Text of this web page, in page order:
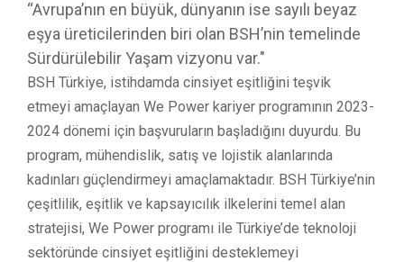
“Avrupa’nın en büyük, dünyanın ise sayılı beyaz
eşya üreticilerinden biri olan BSH’nin temelinde
Sürdürülebilir Yaşam vizyonu var."
BSH Türkiye, istihdamda cinsiyet eşitliğini teşvik
etmeyi amaçlayan We Power kariyer programının 2023-
2024 dönemi için başvuruların başladığını duyurdu. Bu
program, mühendislik, satış ve lojistik alanlarında
kadınları güçlendirmeyi amaçlamaktadır. BSH Türkiye’nin
çeşitlilik, eşitlik ve kapsayıcılık ilkelerini temel alan
stratejisi, We Power programı ile Türkiye’de teknoloji
sektöründe cinsiyet eşitliğini desteklemeyi